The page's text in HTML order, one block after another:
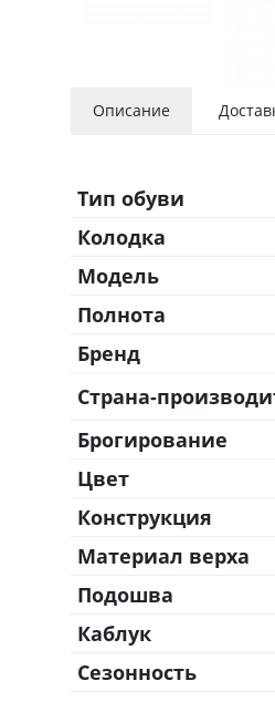
Описание
Тип обуви
Колодка
Модель
Полнота
Бренд
Страна-
Брогирование
Цвет
Конструкция
Материал верха
Подошва
Каблук
Сезонность